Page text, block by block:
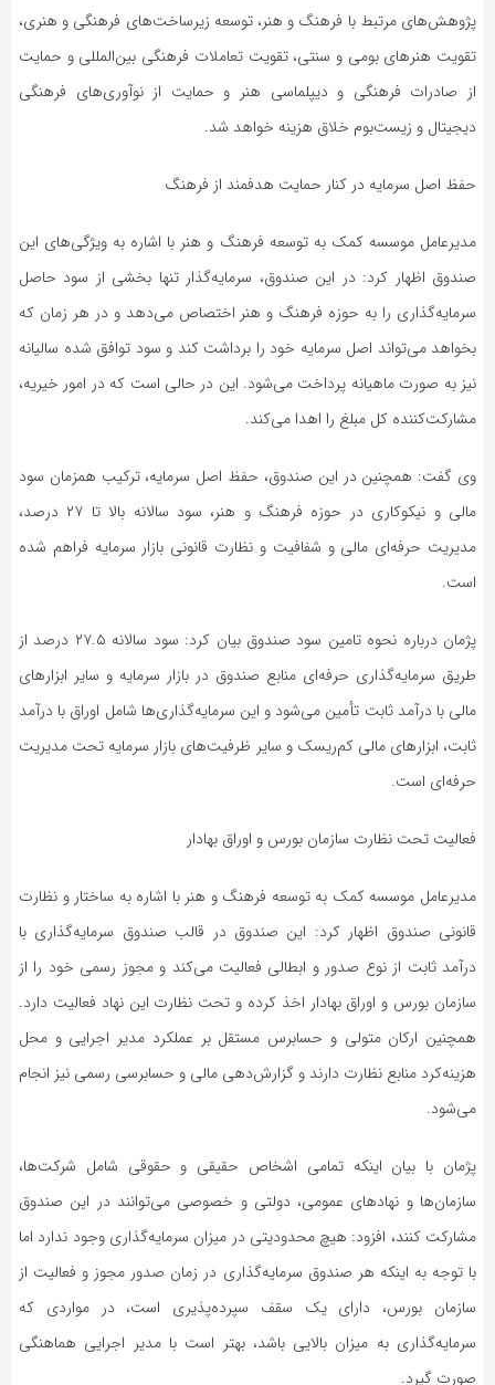
پژوهش‌های مرتبط با فرهنگ و هنر، توسعه زیرساخت‌های فرهنگی و هنری،
تقویت هنرهای بومی و سنتی، تقویت تعاملات فرهنگی بین‌المللی و حمایت
از صادرات فرهنگی و دیپلماسی هنر و حمایت از نوآوری‌های فرهنگی
دیجیتال و زیست‌بوم خلاق هزینه خواهد شد.
حفظ اصل سرمایه در کنار حمایت هدفمند از فرهنگ
مدیرعامل موسسه کمک به توسعه فرهنگ و هنر با اشاره به ویژگی‌های این
صندوق اظهار کرد: در این صندوق، سرمایه‌گذار تنها بخشی از سود حاصل
سرمایه‌گذاری را به حوزه فرهنگ و هنر اختصاص می‌دهد و در هر زمان که
بخواهد می‌تواند اصل سرمایه خود را برداشت کند و سود توافق شده سالیانه
نیز به صورت ماهیانه پرداخت می‌شود. این در حالی است که در امور خیریه،
مشارکت‌کننده کل مبلغ را اهدا می‌کند.
وی گفت: همچنین در این صندوق، حفظ اصل سرمایه، ترکیب همزمان سود
مالی و نیکوکاری در حوزه فرهنگ و هنر، سود سالانه بالا تا ۲۷ درصد،
مدیریت حرفه‌ای مالی و شفافیت و نظارت قانونی بازار سرمایه فراهم شده
است.
پژمان درباره نحوه تامین سود صندوق بیان کرد: سود سالانه ۲۷.۵ درصد از
طریق سرمایه‌گذاری حرفه‌ای منابع صندوق در بازار سرمایه و سایر ابزارهای
مالی با درآمد ثابت تأمین می‌شود و این سرمایه‌گذاری‌ها شامل اوراق با درآمد
ثابت، ابزارهای مالی کم‌ریسک و سایر ظرفیت‌های بازار سرمایه تحت مدیریت
حرفه‌ای است.
فعالیت تحت نظارت سازمان بورس و اوراق بهادار
مدیرعامل موسسه کمک به توسعه فرهنگ و هنر با اشاره به ساختار و نظارت
قانونی صندوق اظهار کرد: این صندوق در قالب صندوق سرمایه‌گذاری با
درآمد ثابت از نوع صدور و ابطالی فعالیت می‌کند و مجوز رسمی خود را از
سازمان بورس و اوراق بهادار اخذ کرده و تحت نظارت این نهاد فعالیت دارد.
همچنین ارکان متولی و حسابرس مستقل بر عملکرد مدیر اجرایی و محل
هزینه‌کرد منابع نظارت دارند و گزارش‌دهی مالی و حسابرسی رسمی نیز انجام
می‌شود.
پژمان با بیان اینکه تمامی اشخاص حقیقی و حقوقی شامل شرکت‌ها،
سازمان‌ها و نهادهای عمومی، دولتی و خصوصی می‌توانند در این صندوق
مشارکت کنند، افزود: هیچ محدودیتی در میزان سرمایه‌گذاری وجود ندارد اما
با توجه به اینکه هر صندوق سرمایه‌گذاری در زمان صدور مجوز و فعالیت از
سازمان بورس، دارای یک سقف سپرده‌پذیری است، در مواردی که
سرمایه‌گذاری به میزان بالایی باشد، بهتر است با مدیر اجرایی هماهنگی
صورت گیرد.